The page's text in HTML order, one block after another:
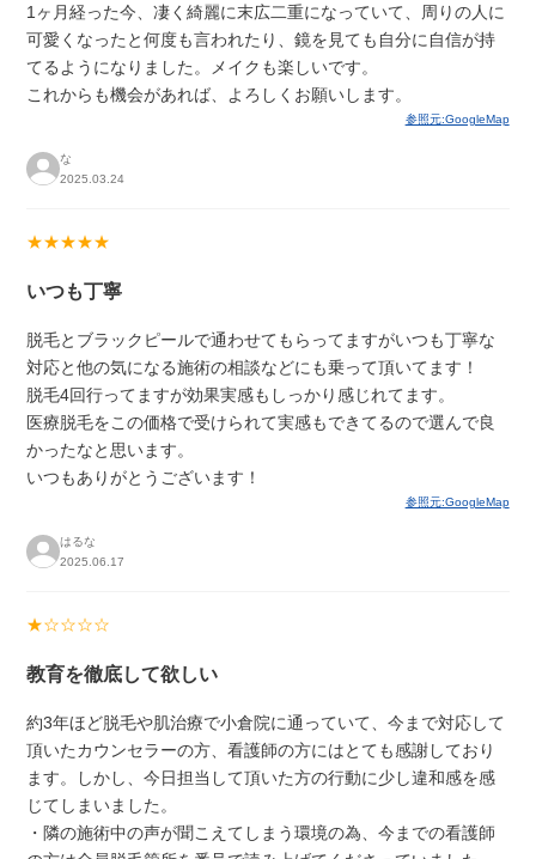
1ヶ月経った今、凄く綺麗に末広二重になっていて、周りの人に
可愛くなったと何度も言われたり、鏡を見ても自分に自信が持
てるようになりました。メイクも楽しいです。
これからも機会があれば、よろしくお願いします。
参照元:GoogleMap
な
2025.03.24
★★★★★
いつも丁寧
脱毛とブラックピールで通わせてもらってますがいつも丁寧な
対応と他の気になる施術の相談などにも乗って頂いてます！
脱毛4回行ってますが効果実感もしっかり感じれてます。
医療脱毛をこの価格で受けられて実感もできてるので選んで良
かったなと思います。
いつもありがとうございます！
参照元:GoogleMap
はるな
2025.06.17
★☆☆☆☆
教育を徹底して欲しい
約3年ほど脱毛や肌治療で小倉院に通っていて、今まで対応して
頂いたカウンセラーの方、看護師の方にはとても感謝しており
ます。しかし、今日担当して頂いた方の行動に少し違和感を感
じてしまいました。
・隣の施術中の声が聞こえてしまう環境の為、今までの看護師